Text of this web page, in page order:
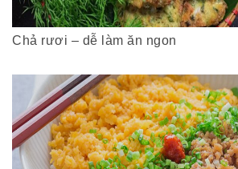
Chả rươi – dễ làm ăn ngon